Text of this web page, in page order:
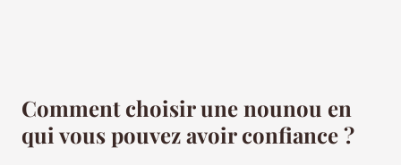
Comment choisir une nounou en
qui vous pouvez avoir confiance ?